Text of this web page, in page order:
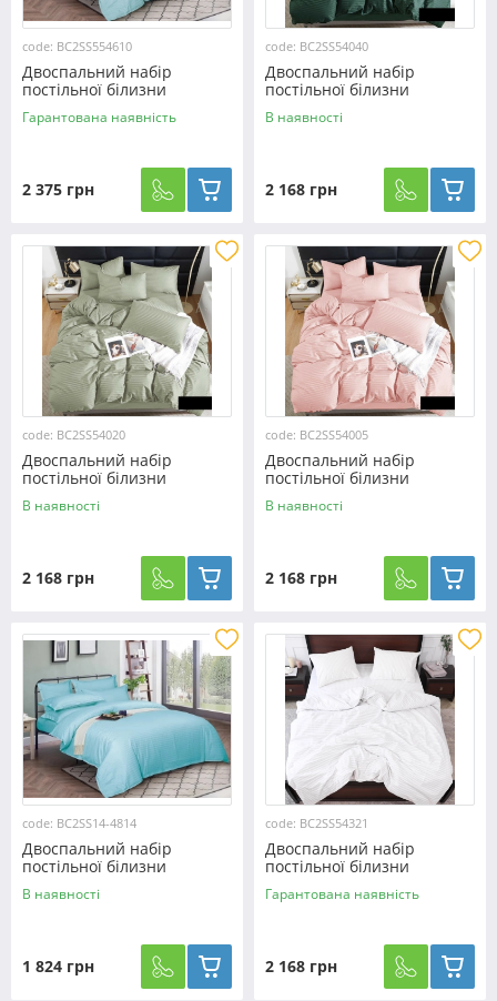
code: BC2SS554610
Двоспальний набір
постільної білизни
180*220 з Страйп Сатину з
простирадлом на резинці
Гарантована наявність
2 375 грн
code: BC2SS54040
Двоспальний набір
постільної білизни
180*220 з Страйп Сатину
№54040
В наявності
2 168 грн
code: BC2SS54020
Двоспальний набір
постільної білизни
180*220 зі Страйп Сатину
№54020
В наявності
2 168 грн
code: BC2SS54005
Двоспальний набір
постільної білизни
180*220 зі Страйп Сатину
№54005
В наявності
2 168 грн
code: BC2SS14-4814
Двоспальний набір
постільної білизни
180*220 зі Страйп Сатину
№14-4814 Черешенка™
В наявності
1 824 грн
code: BC2SS54321
Двоспальний набір
постільної білизни
180*220 з Страйп Сатину
№54321
Гарантована наявність
2 168 грн